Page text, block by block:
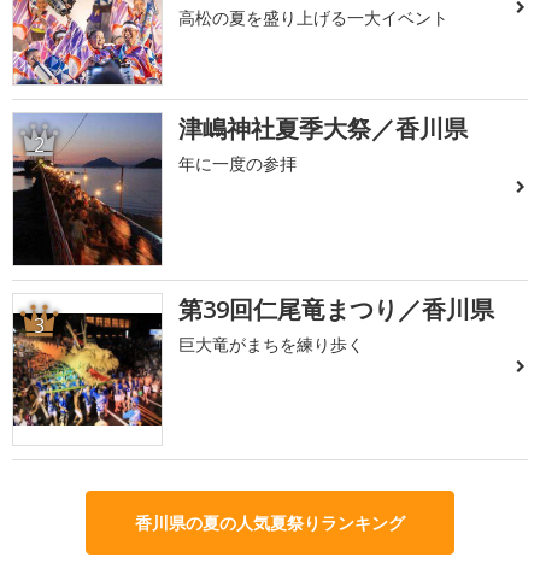
高松の夏を盛り上げる一大イベント
2 津嶋神社夏季大祭／香川県
年に一度の参拝
3 第39回仁尾竜まつり／香川県
巨大竜がまちを練り歩く
香川県の夏の人気夏祭りランキング